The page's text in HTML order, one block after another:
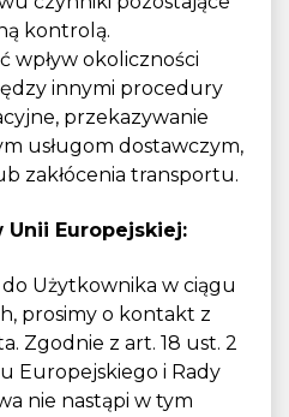
kontrolą.
wpływ okoliczności
innymi procedury
przekazywanie
usługom dostawczym,
zakłócenia transportu.
Europejskiej:
Użytkownika w ciągu
prosimy o kontakt z
Zgodnie z art. 18 ust. 2
Europejskiego i Rady
nie nastąpi w tym